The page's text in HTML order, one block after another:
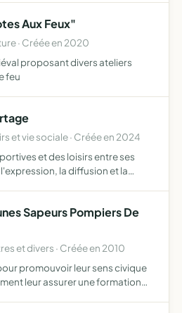
Aux Feux"
· Créée en 2020
proposant divers ateliers
feu
et vie sociale · Créée en 2024
et des loisirs entre ses
la diffusion et la
Sapeurs Pompiers De
et divers · Créée en 2010
promouvoir leur sens civique
leur assurer une formation